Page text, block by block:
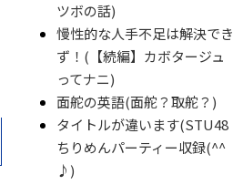
ツボの話)
慢性的な人手不足は解決でき
ず！(【続編】カボタージュ
ってナニ)
面舵の英語(面舵？取舵？)
タイトルが違います(STU48
ちりめんパーティー収録(^^
♪)